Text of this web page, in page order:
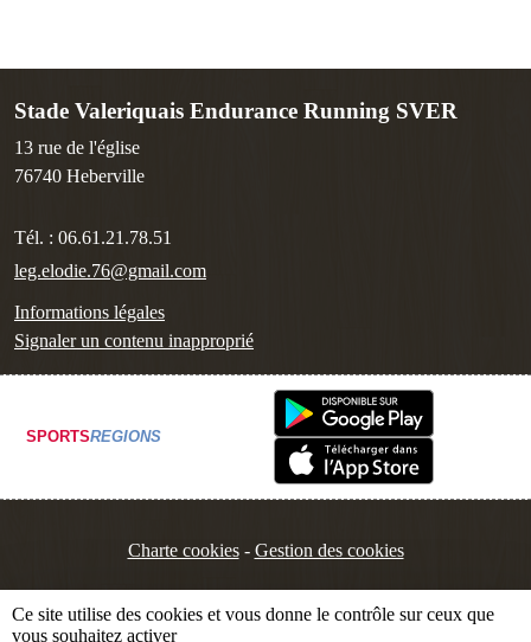
Stade Valeriquais Endurance Running SVER
13 rue de l'église
76740 Heberville
Tél. : 06.61.21.78.51
leg.elodie.76@gmail.com
Informations légales
Signaler un contenu inapproprié
SPORTSREGIONS
Charte cookies Gestion des cookies
Ce site utilise des cookies et vous donne le contrôle sur ceux que
vous souhaitez activer